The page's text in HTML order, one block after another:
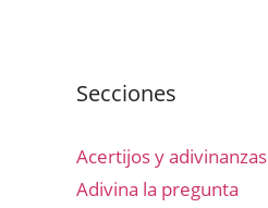
Secciones
Acertijos y adivinanzas
Adivina la pregunta